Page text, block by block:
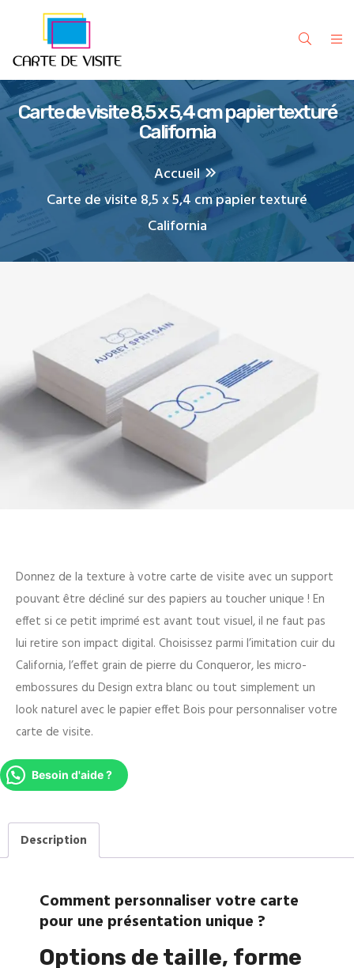
Carte de visite 8,5 x 5,4 cm papier texturé
California
Accueil
Carte de visite 8,5 x 5,4 cm papier texturé
California
Donnez de la texture à votre carte de visite avec un support
pouvant être décliné sur des papiers au toucher unique ! En
effet si ce petit imprimé est avant tout visuel, il ne faut pas
lui retire son impact digital. Choisissez parmi l’imitation cuir du
California, l’effet grain de pierre du Conqueror, les micro-
embossures du Design extra blanc ou tout simplement un
look naturel avec le papier effet Bois pour personnaliser votre
carte de visite.
Besoin d'aide ?
Description
Comment personnaliser votre carte
pour une présentation unique ?
Options de taille, forme